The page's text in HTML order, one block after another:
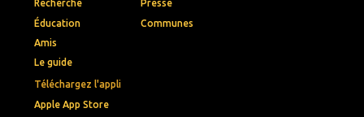
Téléchargez l'appli
Apple App Store
Recherche
Éducation
Amis
Le guide
Presse
Communes